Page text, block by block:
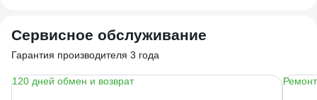
Сервисное обслуживание
Гарантия производителя 3 года
120 дней обмен и возврат